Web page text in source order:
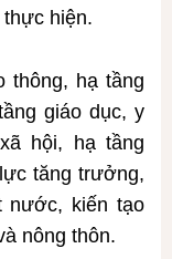
hiện.
thông, hạ tầng
giáo dục, y
hội, hạ tầng
tăng trưởng,
nước, kiến tạo
nông thôn.